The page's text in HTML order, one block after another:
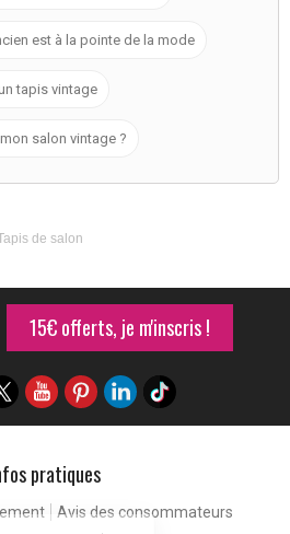
est à la pointe de la mode
tapis vintage
salon vintage ?
de salon
15€ offerts, je m'inscris !
pratiques
Avis des consommateurs